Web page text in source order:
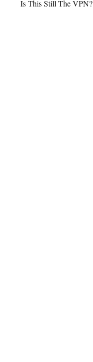
Is This Still The VPN?